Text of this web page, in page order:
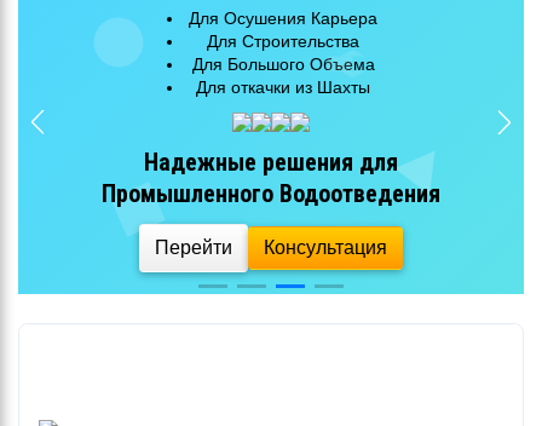
Для Осушения Карьера
Для Строительства
Для Большого Объема
Для откачки из Шахты
Надежные решения для
Промышленного Водоотведения
Перейти Консультация